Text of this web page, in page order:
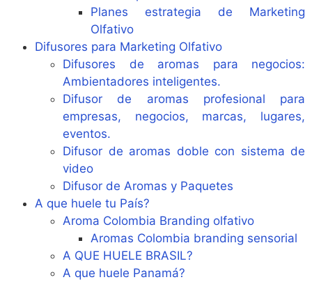
Planes estrategia de Marketing
Olfativo
Difusores para Marketing Olfativo
Difusores de aromas para negocios:
Ambientadores inteligentes.
Difusor de aromas profesional para
empresas, negocios, marcas, lugares,
eventos.
Difusor de aromas doble con sistema de
video
Difusor de Aromas y Paquetes
A que huele tu País?
Aroma Colombia Branding olfativo
Aromas Colombia branding sensorial
A QUE HUELE BRASIL?
A que huele Panamá?